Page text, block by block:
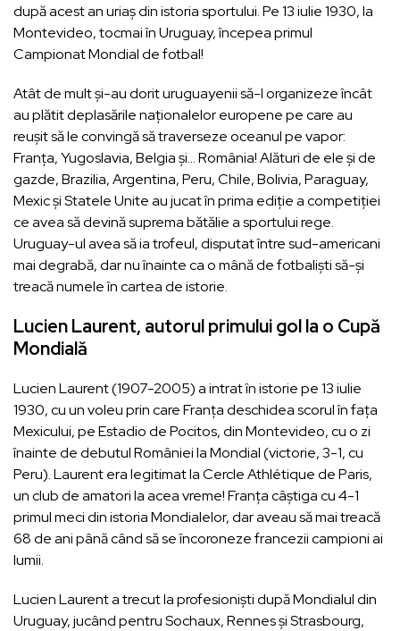
după acest an uriaș din istoria sportului. Pe 13 iulie 1930, la
Montevideo, tocmai în Uruguay, începea primul
Campionat Mondial de fotbal!
Atât de mult și-au dorit uruguayenii să-l organizeze încât
au plătit deplasările naționalelor europene pe care au
reușit să le convingă să traverseze oceanul pe vapor:
Franța, Yugoslavia, Belgia și… România! Alături de ele și de
gazde, Brazilia, Argentina, Peru, Chile, Bolivia, Paraguay,
Mexic și Statele Unite au jucat în prima ediție a competiției
ce avea să devină suprema bătălie a sportului rege.
Uruguay-ul avea să ia trofeul, disputat între sud-americani
mai degrabă, dar nu înainte ca o mână de fotbaliști să-și
treacă numele în cartea de istorie.
Lucien Laurent, autorul primului gol la o Cupă
Mondială
Lucien Laurent (1907-2005) a intrat în istorie pe 13 iulie
1930, cu un voleu prin care Franța deschidea scorul în fața
Mexicului, pe Estadio de Pocitos, din Montevideo, cu o zi
înainte de debutul României la Mondial (victorie, 3-1, cu
Peru). Laurent era legitimat la Cercle Athlétique de Paris,
un club de amatori la acea vreme! Franța câștiga cu 4-1
primul meci din istoria Mondialelor, dar aveau să mai treacă
68 de ani până când să se încoroneze francezii campioni ai
lumii.
Lucien Laurent a trecut la profesioniști după Mondialul din
Uruguay, jucând pentru Sochaux, Rennes și Strasbourg,